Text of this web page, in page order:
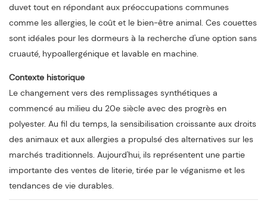
duvet tout en répondant aux préoccupations communes
comme les allergies, le coût et le bien-être animal. Ces couettes
sont idéales pour les dormeurs à la recherche d'une option sans
cruauté, hypoallergénique et lavable en machine.
Contexte historique
Le changement vers des remplissages synthétiques a
commencé au milieu du 20e siècle avec des progrès en
polyester. Au fil du temps, la sensibilisation croissante aux droits
des animaux et aux allergies a propulsé des alternatives sur les
marchés traditionnels. Aujourd'hui, ils représentent une partie
importante des ventes de literie, tirée par le véganisme et les
tendances de vie durables.